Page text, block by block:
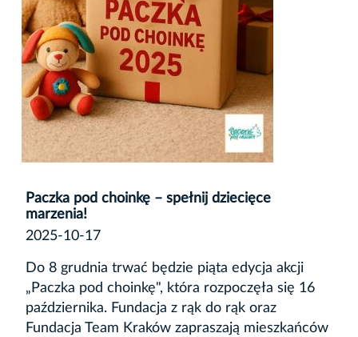
Paczka pod choinkę – spełnij dziecięce
marzenia!
2025-10-17
Do 8 grudnia trwać będzie piąta edycja akcji
„Paczka pod choinkę", która rozpoczęła się 16
października. Fundacja z rąk do rąk oraz
Fundacja Team Kraków zapraszają mieszkańców